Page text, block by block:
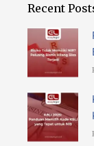
Recent